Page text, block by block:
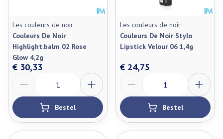
Les couleurs de noir
Couleurs De Noir
Highlight.balm 02 Rose
Glow 4,2g
€ 30,33
Bestel
Les couleurs de noir
Couleurs De Noir Stylo
Lipstick Velour 06 1,4g
€ 24,75
Bestel